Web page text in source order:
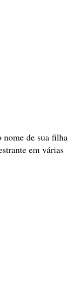
nome de sua filha
em várias